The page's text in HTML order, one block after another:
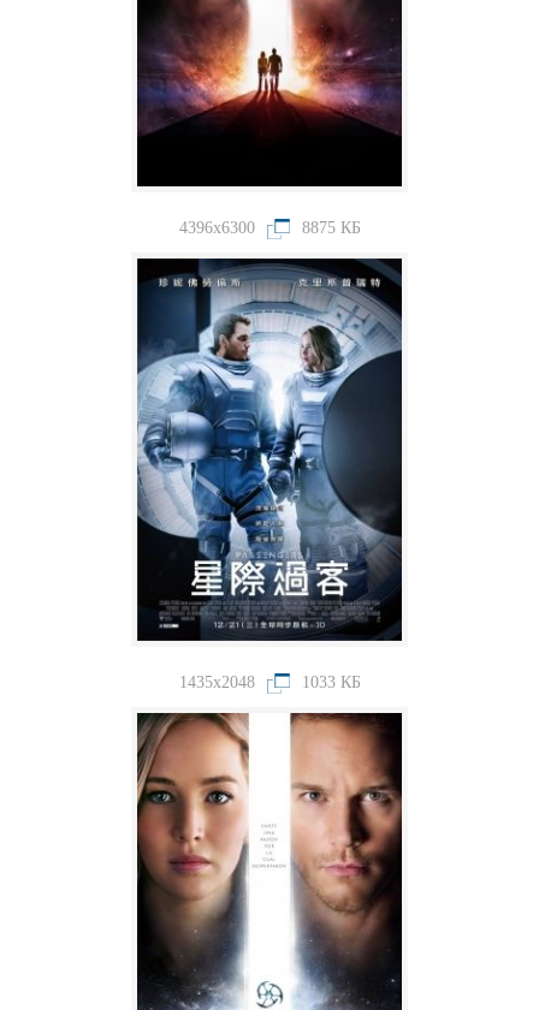
4396x6300 8875 КБ
1435x2048 1033 КБ